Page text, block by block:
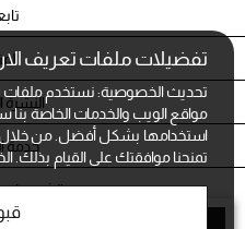
تفضيلات ملفات تعريف
تحديث الخصوصية: نستخدم ملفات
مواقع الويب والخدمات الخاصة
استخدامها بشكل أفضل. من خلال
تمنحنا موافقتك على القيام بذلك.
النشرة
خدمة
الشروط و